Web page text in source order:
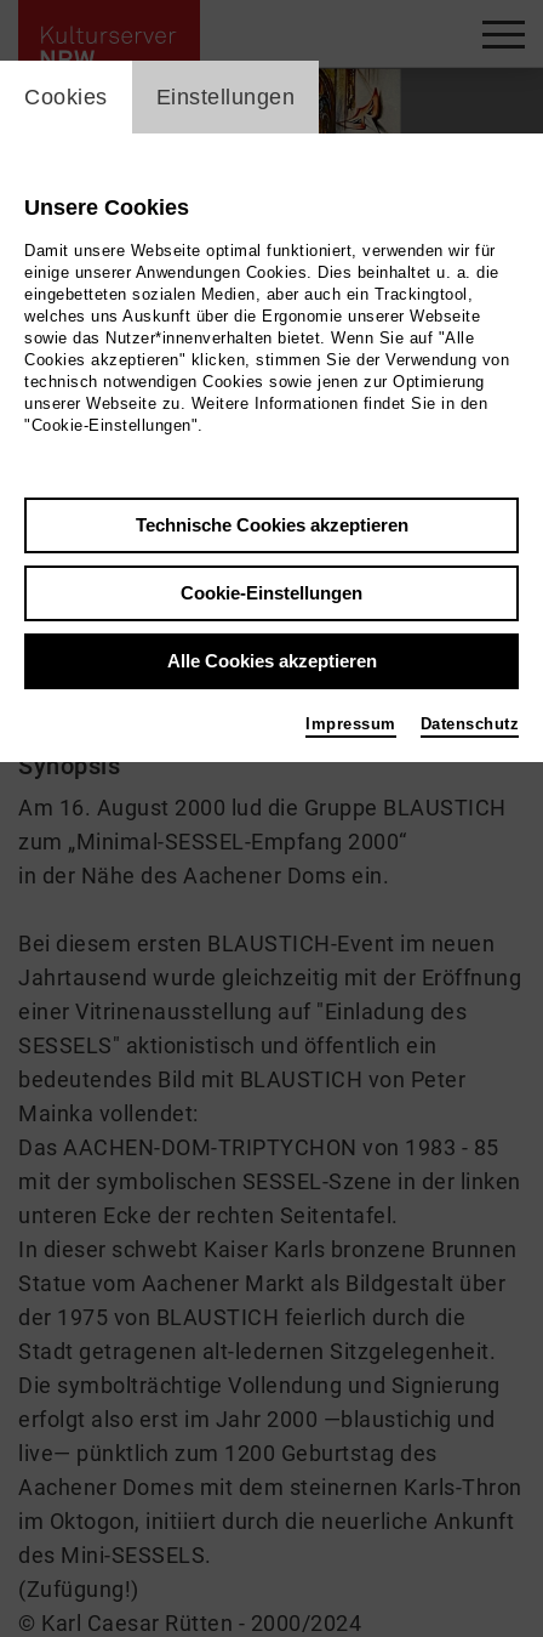
Foto 2024 / Karl Caesar Rütten
Play
Zurück|Übersicht
Deutschland 2024 | 5 min.
Der Sessel kommt wieder
Synopsis
Am 16. August 2000 lud die Gruppe BLAUSTICH
zum „Minimal-SESSEL-Empfang 2000“
in der Nähe des Aachener Doms ein.
Bei diesem ersten BLAUSTICH-Event im neuen
Jahrtausend wurde gleichzeitig mit der Eröffnung
einer Vitrinenausstellung auf "Einladung des
SESSELS" aktionistisch und öffentlich ein
bedeutendes Bild mit BLAUSTICH von Peter
Mainka vollendet:
Das AACHEN-DOM-TRIPTYCHON von 1983 - 85
mit der symbolischen SESSEL-Szene in der linken
unteren Ecke der rechten Seitentafel.
In dieser schwebt Kaiser Karls bronzene Brunnen
Statue vom Aachener Markt als Bildgestalt über
der 1975 von BLAUSTICH feierlich durch die
Stadt getragenen alt-ledernen Sitzgelegenheit.
Die symbolträchtige Vollendung und Signierung
erfolgt also erst im Jahr 2000 —blaustichig und
live— pünktlich zum 1200 Geburtstag des
Aachener Domes mit dem steinernen Karls-Thron
im Oktogon, initiiert durch die neuerliche Ankunft
des Mini-SESSELS.
(Zufügung!)
© Karl Caesar Rütten - 2000/2024
cookie_layer
Cookies Einstellungen
Unsere Cookies
Damit unsere Webseite optimal funktioniert, verwenden wir für
einige unserer Anwendungen Cookies. Dies beinhaltet u. a. die
eingebetteten sozialen Medien, aber auch ein Trackingtool,
welches uns Auskunft über die Ergonomie unserer Webseite
sowie das Nutzer*innenverhalten bietet. Wenn Sie auf "Alle
Cookies akzeptieren" klicken, stimmen Sie der Verwendung von
technisch notwendigen Cookies sowie jenen zur Optimierung
unserer Webseite zu. Weitere Informationen findet Sie in den
"Cookie-Einstellungen".
Technische Cookies akzeptieren
Cookie-Einstellungen
Alle Cookies akzeptieren
Impressum Datenschutz